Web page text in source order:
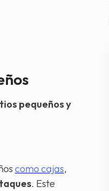
pequeños y
como cajas,
. Este